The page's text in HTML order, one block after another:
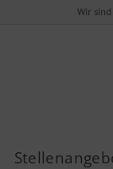
Wir sind